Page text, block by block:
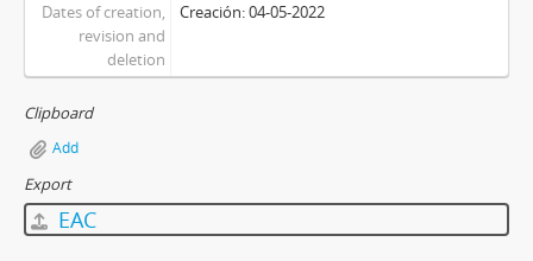
Dates of creation,
revision and
deletion
Creación: 04-05-2022
Clipboard
Add
Export
EAC